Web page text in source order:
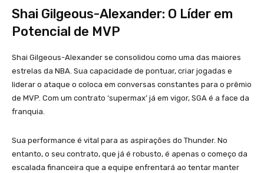
Shai Gilgeous-Alexander: O Líder em
Potencial de MVP
Shai Gilgeous-Alexander se consolidou como uma das maiores
estrelas da NBA. Sua capacidade de pontuar, criar jogadas e
liderar o ataque o coloca em conversas constantes para o prêmio
de MVP. Com um contrato ‘supermax’ já em vigor, SGA é a face da
franquia.
Sua performance é vital para as aspirações do Thunder. No
entanto, o seu contrato, que já é robusto, é apenas o começo da
escalada financeira que a equipe enfrentará ao tentar manter